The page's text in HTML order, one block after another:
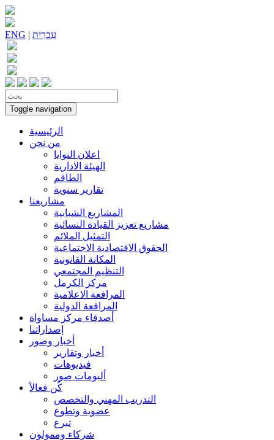
ENG | עִברִית
Toggle navigation
الرئيسية
من نحن
اعلان النوايا
الهيئة الادارية
الطاقم
تقارير سنوية
مشاريعنا
المشاريع الشبابية
مشاريع تعزيز القيادة النسائية
التمثيل الملائم
الحقوق الاقتصادية الاجتماعية
المكانة القانونية
التنظيم المجتمعي
مركز الكرمل
المرافعة الاعلامية
المرافعة الدولية
أصدقاء مركز مساواة
إصداراتنا
أخبار وصور
أخبار وتقارير
فيديوهات
ألبومات صور
كُن فعالاً
التدريب المهني والتخصص
عضوية وتطوع
تبرع
شركاء وممولون